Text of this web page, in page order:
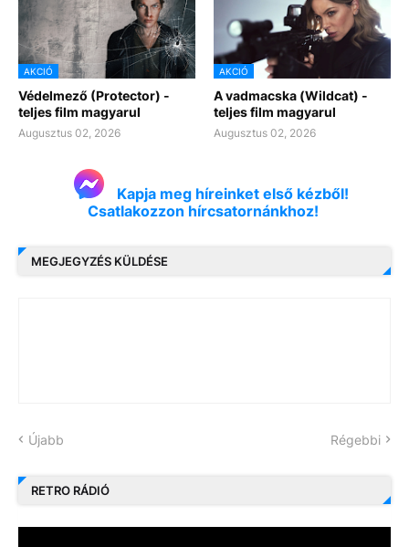
AKCIÓ
Védelmező (Protector) -
teljes film magyarul
Augusztus 02, 2026
AKCIÓ
A vadmacska (Wildcat) -
teljes film magyarul
Augusztus 02, 2026
Kapja meg híreinket első kézből!
Csatlakozzon hírcsatornánkhoz!
MEGJEGYZÉS KÜLDÉSE
Újabb Régebbi
RETRO RÁDIÓ